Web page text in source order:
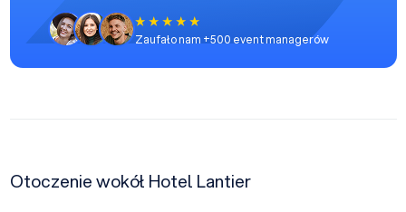
Zaufało nam +500 event managerów
Otoczenie wokół Hotel Lantier